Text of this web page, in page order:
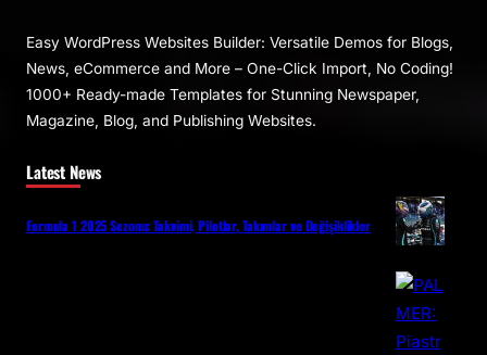
Easy WordPress Websites Builder: Versatile Demos for Blogs,
News, eCommerce and More – One-Click Import, No Coding!
1000+ Ready-made Templates for Stunning Newspaper,
Magazine, Blog, and Publishing Websites.
Latest News
Formula 1 2025 Sezonu: Takvimi, Pilotlar, Takımlar ve Değişiklikler